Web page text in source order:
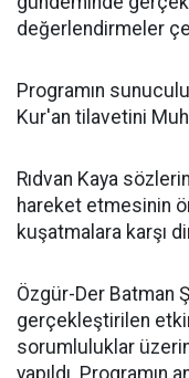
değerlendirmeler
Programın
Kur'an tilavetini
Rıdvan Kaya
hareket etmesinin
kuşatmalara karşı
Özgür-Der Batman
gerçekleştirilen
sorumluluklar